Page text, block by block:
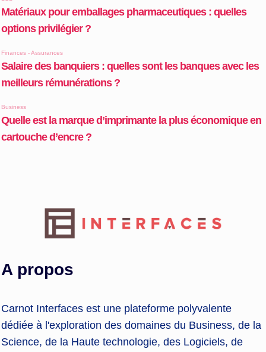
A propos
Carnot Interfaces est une plateforme polyvalente
dédiée à l'exploration des domaines du Business, de la
Science, de la Haute technologie, des Logiciels, de